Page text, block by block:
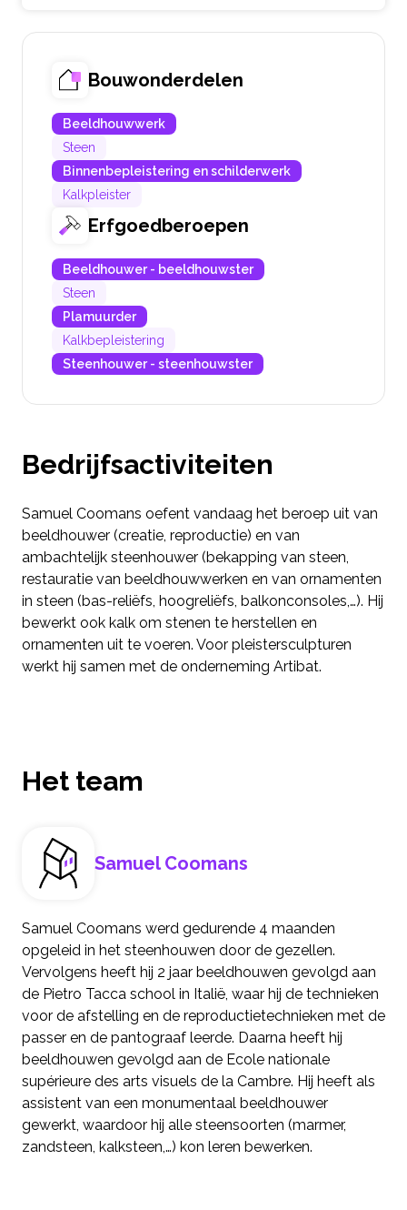
Bouwonderdelen
Beeldhouwwerk
Steen
Binnenbepleistering en schilderwerk
Kalkpleister
Erfgoedberoepen
Beeldhouwer - beeldhouwster
Steen
Plamuurder
Kalkbepleistering
Steenhouwer - steenhouwster
Bedrijfsactiviteiten
Samuel Coomans oefent vandaag het beroep uit van
beeldhouwer (creatie, reproductie) en van
ambachtelijk steenhouwer (bekapping van steen,
restauratie van beeldhouwwerken en van ornamenten
in steen (bas-reliëfs, hoogreliëfs, balkonconsoles,…). Hij
bewerkt ook kalk om stenen te herstellen en
ornamenten uit te voeren. Voor pleistersculpturen
werkt hij samen met de onderneming Artibat.
Het team
Samuel Coomans
Samuel Coomans werd gedurende 4 maanden
opgeleid in het steenhouwen door de gezellen.
Vervolgens heeft hij 2 jaar beeldhouwen gevolgd aan
de Pietro Tacca school in Italië, waar hij de technieken
voor de afstelling en de reproductietechnieken met de
passer en de pantograaf leerde. Daarna heeft hij
beeldhouwen gevolgd aan de Ecole nationale
supérieure des arts visuels de la Cambre. Hij heeft als
assistent van een monumentaal beeldhouwer
gewerkt, waardoor hij alle steensoorten (marmer,
zandsteen, kalksteen,…) kon leren bewerken.